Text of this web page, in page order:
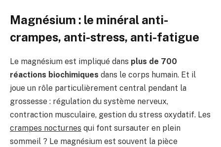
Magnésium : le minéral anti-
crampes, anti-stress, anti-fatigue
Le magnésium est impliqué dans plus de 700
réactions biochimiques dans le corps humain. Et il
joue un rôle particulièrement central pendant la
grossesse : régulation du système nerveux,
contraction musculaire, gestion du stress oxydatif. Les
crampes nocturnes qui font sursauter en plein
sommeil ? Le magnésium est souvent la pièce